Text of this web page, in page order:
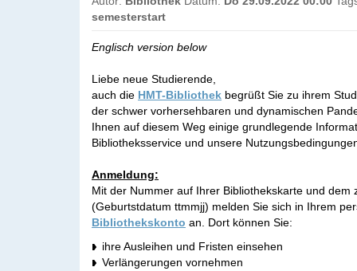
semesterstart
Englisch version below
Liebe neue Studierende,
auch die HMT-Bibliothek begrüßt Sie zu ihrem
der schwer vorhersehbaren und dynamischen
Ihnen auf diesem Weg einige grundlegende
Bibliotheksservice und unsere
Anmeldung:
Mit der Nummer auf Ihrer Bibliothekskarte und dem
(Geburtstdatum ttmmjj) melden Sie sich in Ihrem
Bibliothekskonto an. Dort können Sie:
ihre Ausleihen und Fristen einsehen
Verlängerungen vornehmen